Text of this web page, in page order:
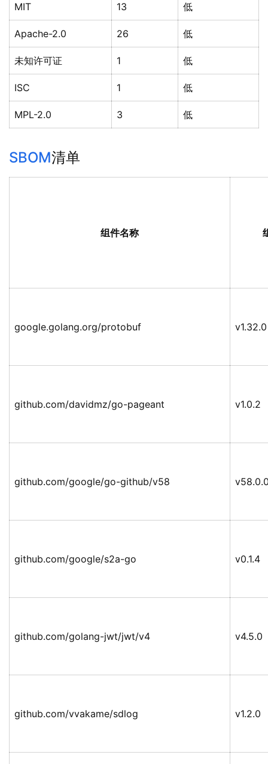
MIT 13 低
Apache-2.0 26 低
未知许可证 1 低
ISC 1 低
MPL-2.0 3 低
SBOM清单
组件名称
google.golang.org/protobuf v1.32.0
github.com/davidmz/go-pageant v1.0.2
github.com/google/go-github/v58
github.com/google/s2a-go v0.1.4
github.com/golang-jwt/jwt/v4 v4.5.0
github.com/vvakame/sdlog v1.2.0